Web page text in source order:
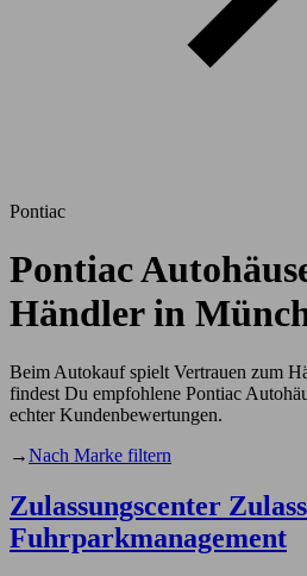
Pontiac
Pontiac
Händler in
Beim Autokauf spielt Vertrauen zum
findest Du empfohlene Pontiac
echter Kundenbewertungen.
→Nach Marke filtern
Zulassungscenter
Fuhrparkmanagement